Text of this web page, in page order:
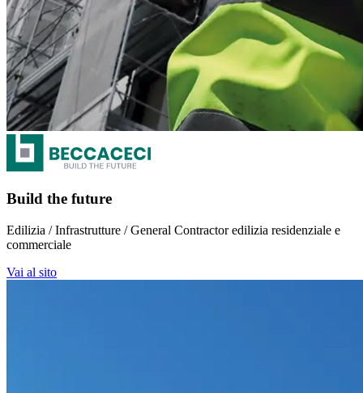
Build the future
Edilizia / Infrastrutture / General Contractor edilizia residenziale e
commerciale
Vai al sito